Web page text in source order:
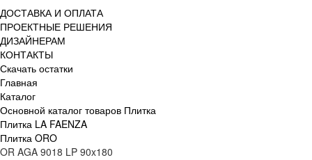
ДОСТАВКА И ОПЛАТА
ПРОЕКТНЫЕ РЕШЕНИЯ
ДИЗАЙНЕРАМ
КОНТАКТЫ
Скачать остатки
Главная
Каталог
Основной каталог товаров Плитка
Плитка LA FAENZA
Плитка ORO
OR AGA 9018 LP 90x180